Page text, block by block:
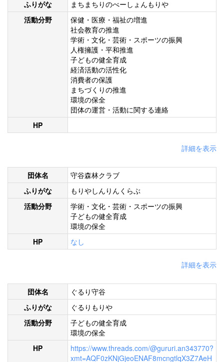
ふりがな
まちまちりのべーしょんもりや
活動分野
保健・医療・福祉の増進
社会教育の推進
学術・文化・芸術・スポーツの振興
人権擁護・平和推進
子どもの健全育成
経済活動の活性化
消費者の保護
まちづくりの推進
環境の保全
団体の運営・活動に関する連絡
HP
詳細を表示
団体名
守谷森林クラブ
ふりがな
もりやしんりんくらぶ
活動分野
学術・文化・芸術・スポーツの振興
子どもの健全育成
環境の保全
HP
なし
詳細を表示
団体名
ぐるり守谷
ふりがな
ぐるりもりや
活動分野
子どもの健全育成
環境の保全
HP
https://www.threads.com/@gururi.an343770?
xmt=AQF0zKNjGjeoENAF8mcngtlqX3Z7AeH